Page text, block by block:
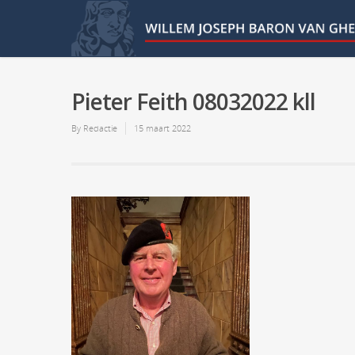
Pieter Feith 08032022 kll
By Redactie 15 maart 2022